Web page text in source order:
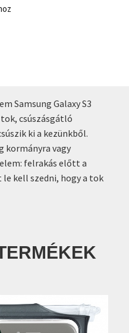
Samsung Galaxy S3
csúszásgátló
ki a kezünkből.
kormányra vagy
felrakás előtt a
kell szedni, hogy a tok